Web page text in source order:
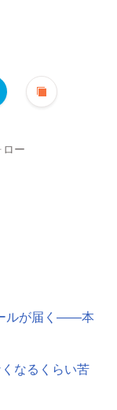
ー
ルが届く――本
なるくらい苦